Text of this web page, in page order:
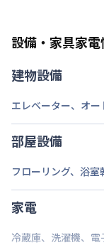
設備・家具家
建物設備
エレベーター、 オー
部屋設備
フローリング、 浴室
家電
冷蔵庫、 洗濯機、 電